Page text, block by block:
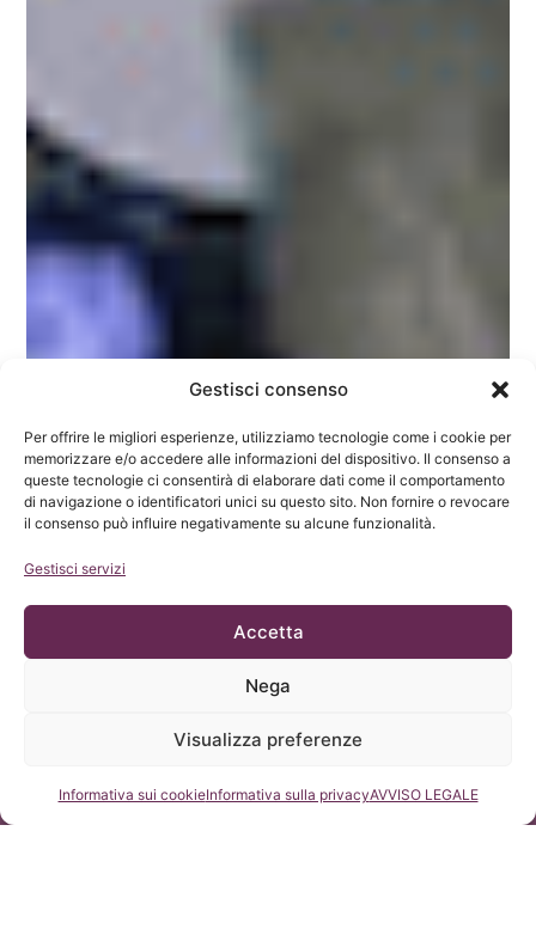
Gestisci consenso
Per offrire le migliori esperienze, utilizziamo tecnologie come i cookie per
memorizzare e/o accedere alle informazioni del dispositivo. Il consenso a
queste tecnologie ci consentirà di elaborare dati come il comportamento
di navigazione o identificatori unici su questo sito. Non fornire o revocare
il consenso può influire negativamente su alcune funzionalità.
Gestisci servizi
Accetta
Nega
Visualizza preferenze
Informativa sui cookieInformativa sulla privacyAVVISO LEGALE
Consultateci